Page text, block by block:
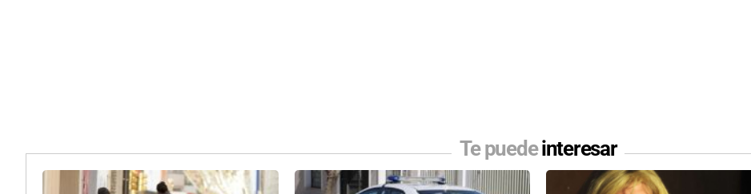
Te puedeinteresar